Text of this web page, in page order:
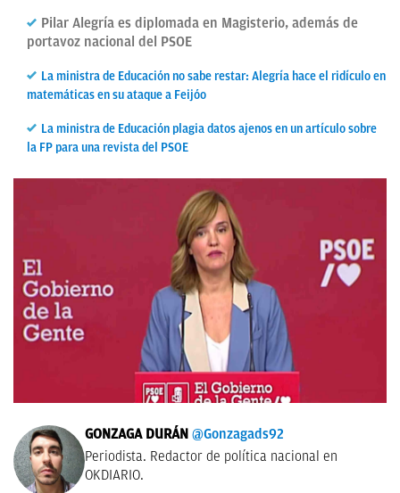
Pilar Alegría es diplomada en Magisterio, además de
portavoz nacional del PSOE
La ministra de Educación no sabe restar: Alegría hace el ridículo en
matemáticas en su ataque a Feijóo
La ministra de Educación plagia datos ajenos en un artículo sobre
la FP para una revista del PSOE
GONZAGA DURÁN @Gonzagads92
Periodista. Redactor de política nacional en
OKDIARIO.